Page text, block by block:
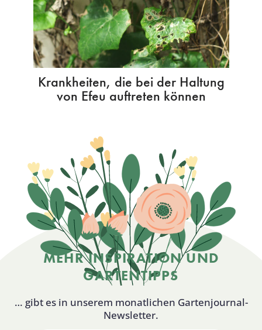
Krankheiten, die bei der Haltung
von Efeu auftreten können
MEHR INSPIRATION UND
GARTENTIPPS
… gibt es in unserem monatlichen Gartenjournal-
Newsletter.